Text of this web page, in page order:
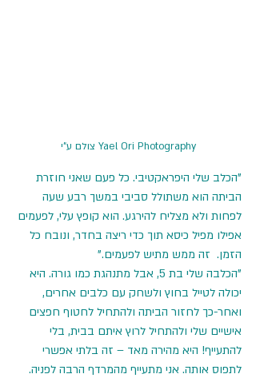
Yael Ori Photography צולם ע"י
"הכלב שלי היפראקטיבי. כל פעם שאני חוזרת
הביתה הוא משתולל סביבי במשך רבע שעה
לפחות ולא מצליח להירגע. הוא קופץ עלי, לפעמים
אפילו מפיל כיסא תוך כדי ריצה בחדר, ונובח כל
הזמן.  זה ממש מתיש לפעמים."
"הכלבה שלי בת 5, אבל מתנהגת כמו גורה. היא
יכולה לטייל בחוץ ולשחק עם כלבים אחרים,
ואחר-כך לחזור הביתה ולהתחיל לחטוף חפצים
אישיים שלי ולהתחיל לרוץ איתם בבית, בלי
להתעייף! היא מהירה מאד – זה בלתי אפשרי
לתפוס אותה. אני מתעייף מהמרדף הרבה לפניה.